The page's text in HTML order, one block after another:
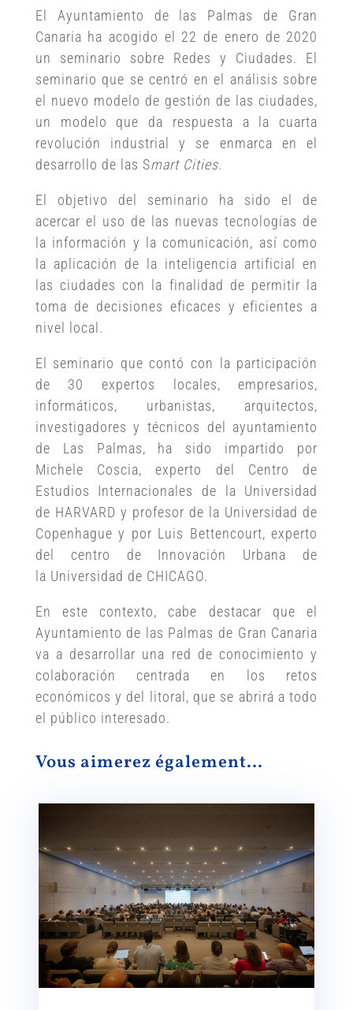
El Ayuntamiento de las Palmas de Gran
Canaria ha acogido el 22 de enero de 2020
un seminario sobre Redes y Ciudades. El
seminario que se centró en el análisis sobre
el nuevo modelo de gestión de las ciudades,
un modelo que da respuesta a la cuarta
revolución industrial y se enmarca en el
desarrollo de las Smart Cities.
El objetivo del seminario ha sido el de
acercar el uso de las nuevas tecnologías de
la información y la comunicación, así como
la aplicación de la inteligencia artificial en
las ciudades con la finalidad de permitir la
toma de decisiones eficaces y eficientes a
nivel local.
El seminario que contó con la participación
de 30 expertos locales, empresarios,
informáticos, urbanistas, arquitectos,
investigadores y técnicos del ayuntamiento
de Las Palmas, ha sido impartido por
Michele Coscia, experto del Centro de
Estudios Internacionales de la Universidad
de HARVARD y profesor de la Universidad de
Copenhague y por Luis Bettencourt, experto
del centro de Innovación Urbana de
la Universidad de CHICAGO.
En este contexto, cabe destacar que el
Ayuntamiento de las Palmas de Gran Canaria
va a desarrollar una red de conocimiento y
colaboración centrada en los retos
económicos y del litoral, que se abrirá a todo
el público interesado.
Vous aimerez également…